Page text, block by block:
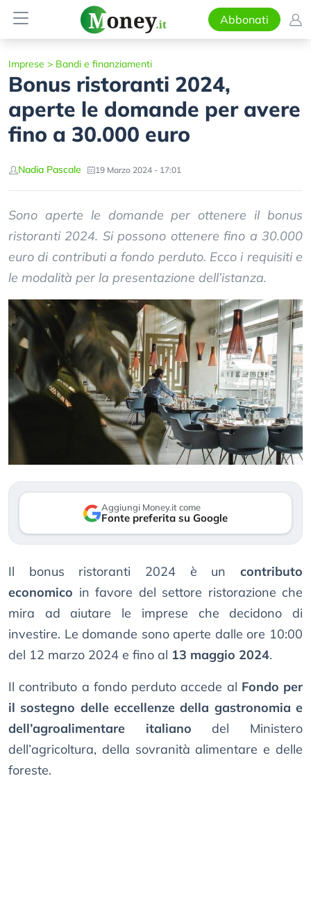
Abbonati
Imprese > Bandi e finanziamenti
Bonus ristoranti 2024,
aperte le domande per avere
fino a 30.000 euro
Nadia Pascale 19 Marzo 2024 - 17:01
Sono aperte le domande per ottenere il bonus
ristoranti 2024. Si possono ottenere fino a 30.000
euro di contributi a fondo perduto. Ecco i requisiti e
le modalità per la presentazione dell’istanza.
Aggiungi Money.it come
Fonte preferita su Google
Il bonus ristoranti 2024 è un contributo
economico in favore del settore ristorazione che
mira ad aiutare le imprese che decidono di
investire. Le domande sono aperte dalle ore 10:00
del 12 marzo 2024 e fino al 13 maggio 2024.
Il contributo a fondo perduto accede al Fondo per
il sostegno delle eccellenze della gastronomia e
dell’agroalimentare italiano del Ministero
dell’agricoltura, della sovranità alimentare e delle
foreste.